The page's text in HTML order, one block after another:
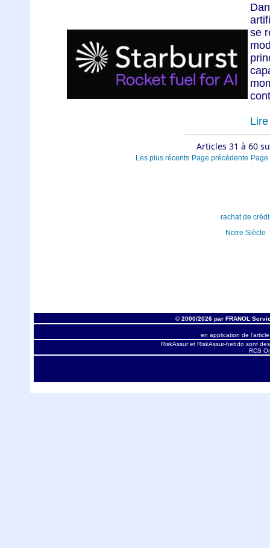
se
Articles 31 à 60
Les plus récents Page précédente Page
rachat de
Notre Siècle
© 2000/2026 par FRANOL
en application de
RiskAssur et RiskAssur-hebdo sont
RCS